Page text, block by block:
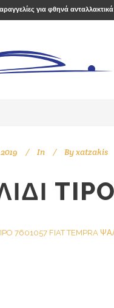
για φθηνά
In Byxatzakis